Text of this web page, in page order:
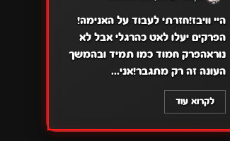
היי וויבז!חזרתי לעבוד על האנימה!
הפרקים יעלו לאט כהרגלי אבל לא
נוראהפרק חמוד כמו תמיד ובהמשך
העונה זה רק מתגבר!אני...
לקרוא עוד